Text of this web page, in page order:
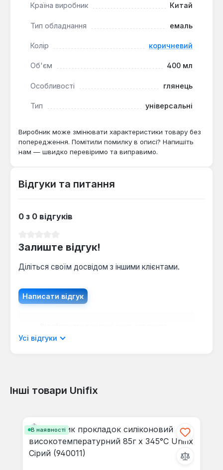
відкритому повітрі після повного висихання.
Країна виробник Китай
Тип обладнання емаль
Колір коричневий
Об'єм 400 мл
Особливості глянець
Тип універсальні
Виробник може змінювати характеристики товару без
попередження. Помітили помилку в описі? Напишіть
нам — швидко перевіримо та виправимо.
Відгуки та питання
0 з 0 відгуків
Залиште відгук!
Діліться своїм досвідом з іншими клієнтами.
Написати відгук
мовою.
Відгуків не знайдено. Поділіться
Усі відгуки
Інші товари Unifix
В наявності